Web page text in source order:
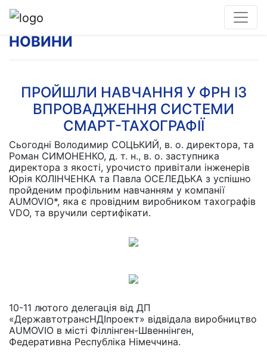
НОВИНИ
ПРОЙШЛИ НАВЧАННЯ У ФРН ІЗ
ВПРОВАДЖЕННЯ СИСТЕМИ
СМАРТ-ТАХОГРАФІЇ
Сьогодні Володимир СОЦЬКИЙ, в. о. директора, та
Роман СИМОНЕНКО, д. т. н., в. о. заступника
директора з якості, урочисто привітали інженерів
Юрія КОЛІНЧЕНКА та Павла ОСЕЛЕДЬКА з успішно
пройденим профільним навчанням у компанії
AUMOVIO*, яка є провідним виробником тахографів
VDO, та вручили сертифікати.
10-11 лютого делегація від ДП
«ДержавтотрансНДІпроект» відвідала виробництво
AUMOVIO в місті Філлінген-Швеннінген,
Федеративна Республіка Німеччина.